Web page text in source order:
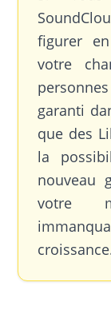
figurer
votre
garanti
que des
la
nouveau
votre